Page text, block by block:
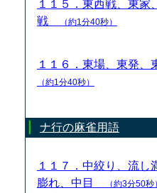
１１５．東西戦、東家
戦
（約1分40秒）
１１６．東場、東発
（約1分40秒）
ナ行の麻雀用語
１１７．中絞り、流し
膨れ、中目
（約3分50秒）